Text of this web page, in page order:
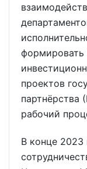
формировать
проектов
партнёрства
рабочий
В конце 2023